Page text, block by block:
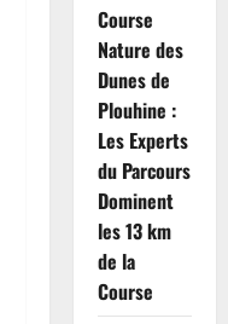
Course
Nature des
Dunes de
Plouhine :
Les Experts
du Parcours
Dominent
les 13 km
de la
Course